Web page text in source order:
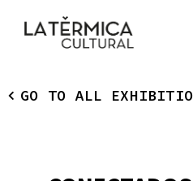
GO TO ALL